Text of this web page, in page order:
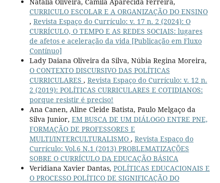
CURRICULO ESCOLAR E A ORGANIZAÇÃO DO ENSINO
, Revista Espaço do Currículo: v. 17 n. 2 (2024): O
CURRÍCULO, O TEMPO E AS REDES SOCIAIS: lugares
de afetos e aceleração da vida [Publicação em Fluxo
Contínuo]
Lady Daiana Oliveira da Silva, Núbia Regina Moreira,
O CONTEXTO DISCURSIVO DAS POLÍTICAS
CURRICULARES , Revista Espaço do Currículo: v. 12 n.
2 (2019): POLÍTICAS CURRICULARES E COTIDIANOS:
porque resistir é preciso!
Ana Canen, Aline Cleide Batista, Paulo Melgaço da
Silva Junior, EM BUSCA DE UM DIÁLOGO ENTRE PNE,
FORMAÇÃO DE PROFESSORES E
MULTI/INTERCULTURALISMO , Revista Espaço do
Currículo: Vol.6 N.1 (2013) PROBLEMATIZAÇÕES
SOBRE O CURRÍCULO DA EDUCAÇÃO BÁSICA
Veridiana Xavier Dantas, POLÍTICAS EDUCACIONAIS E
O PROCESSO POLÍTICO DE SIGNIFICAÇÃO DO